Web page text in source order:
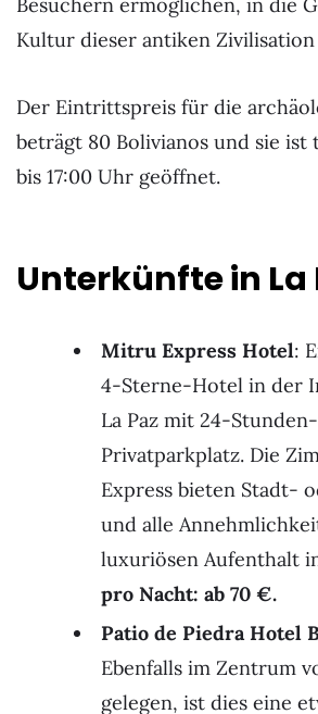
Besuchern ermöglichen, in die
Kultur dieser antiken
Der Eintrittspreis für die
beträgt 80 Bolivianos und sie ist
bis 17:00 Uhr geöffnet.
Unterkünfte in La
Mitru Express Hotel:
4-Sterne-Hotel in der
La Paz mit 24-
Privatparkplatz. Die
Express bieten Stadt-
und alle
luxuriösen Aufenthalt
pro Nacht: ab 70 €.
Patio de Piedra Hotel
Ebenfalls im Zentrum
gelegen, ist dies eine